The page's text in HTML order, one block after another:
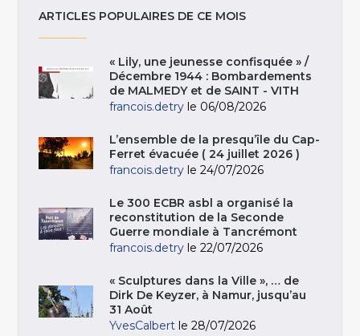
ARTICLES POPULAIRES DE CE MOIS
« Lily, une jeunesse confisquée » /
Décembre 1944 : Bombardements
de MALMEDY et de SAINT - VITH
francois.detry le 06/08/2026
L’ensemble de la presqu’île du Cap-
Ferret évacuée ( 24 juillet 2026 )
francois.detry le 24/07/2026
Le 300 ECBR asbl a organisé la
reconstitution de la Seconde
Guerre mondiale à Tancrémont
francois.detry le 22/07/2026
« Sculptures dans la Ville », … de
Dirk De Keyzer, à Namur, jusqu’au
31 Août
YvesCalbert le 28/07/2026